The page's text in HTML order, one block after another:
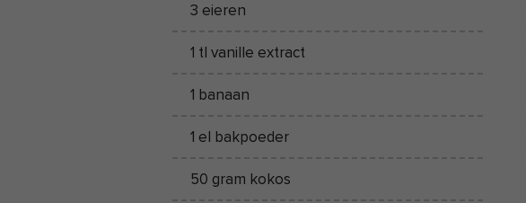
3 eieren
1 tl vanille extract
1 banaan
1 el bakpoeder
50 gram kokos